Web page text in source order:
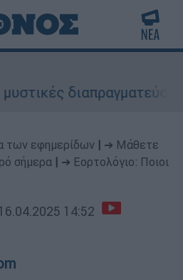
διαπραγματεύσεις
των εφημερίδων
➔ Μάθετε
σήμερα
➔ Εορτολόγιο: Ποιοι
16.04.2025 14:52